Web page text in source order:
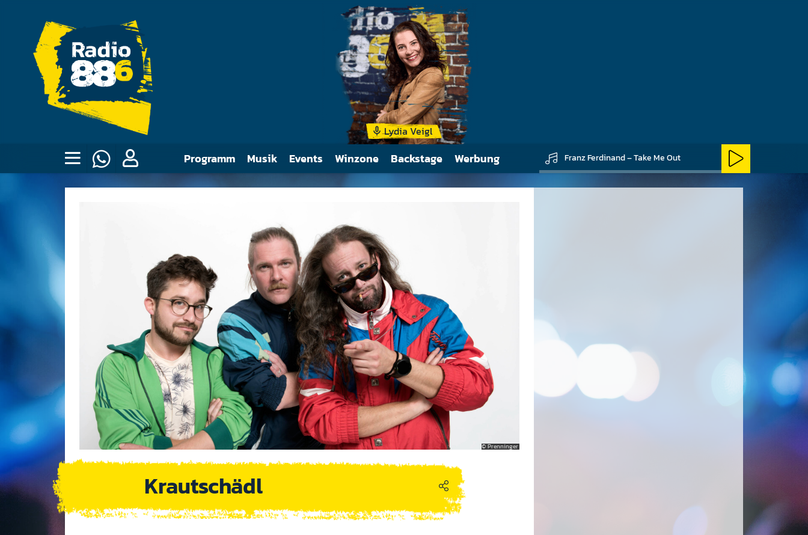
Stilistisch wird die Gruppe teilweise dem
Britpop zugerechnet, wobei ihre Musik klare
Einflüsse aus dem Post-Punk der späten
1970er und dem New Wave der frühen 1980er
aufweist.
Lydia Veigl
Programm Musik Events Winzone Backstage Werbung Franz Ferdinand – Take Me Out
Prenninger
Krautschädl